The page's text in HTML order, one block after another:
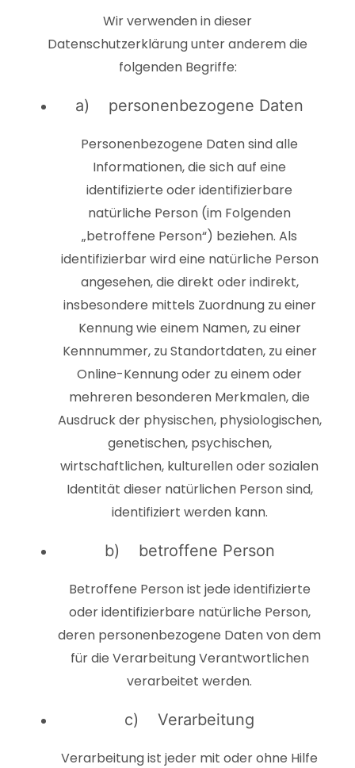
Wir verwenden in dieser
Datenschutzerklärung unter anderem die
folgenden Begriffe:
a) personenbezogene Daten
Personenbezogene Daten sind alle
Informationen, die sich auf eine
identifizierte oder identifizierbare
natürliche Person (im Folgenden
„betroffene Person“) beziehen. Als
identifizierbar wird eine natürliche Person
angesehen, die direkt oder indirekt,
insbesondere mittels Zuordnung zu einer
Kennung wie einem Namen, zu einer
Kennnummer, zu Standortdaten, zu einer
Online-Kennung oder zu einem oder
mehreren besonderen Merkmalen, die
Ausdruck der physischen, physiologischen,
genetischen, psychischen,
wirtschaftlichen, kulturellen oder sozialen
Identität dieser natürlichen Person sind,
identifiziert werden kann.
b) betroffene Person
Betroffene Person ist jede identifizierte
oder identifizierbare natürliche Person,
deren personenbezogene Daten von dem
für die Verarbeitung Verantwortlichen
verarbeitet werden.
c) Verarbeitung
Verarbeitung ist jeder mit oder ohne Hilfe